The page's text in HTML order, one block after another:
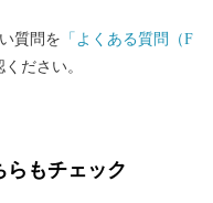
質問を 「よくある質問（F
ださい。
らもチェック